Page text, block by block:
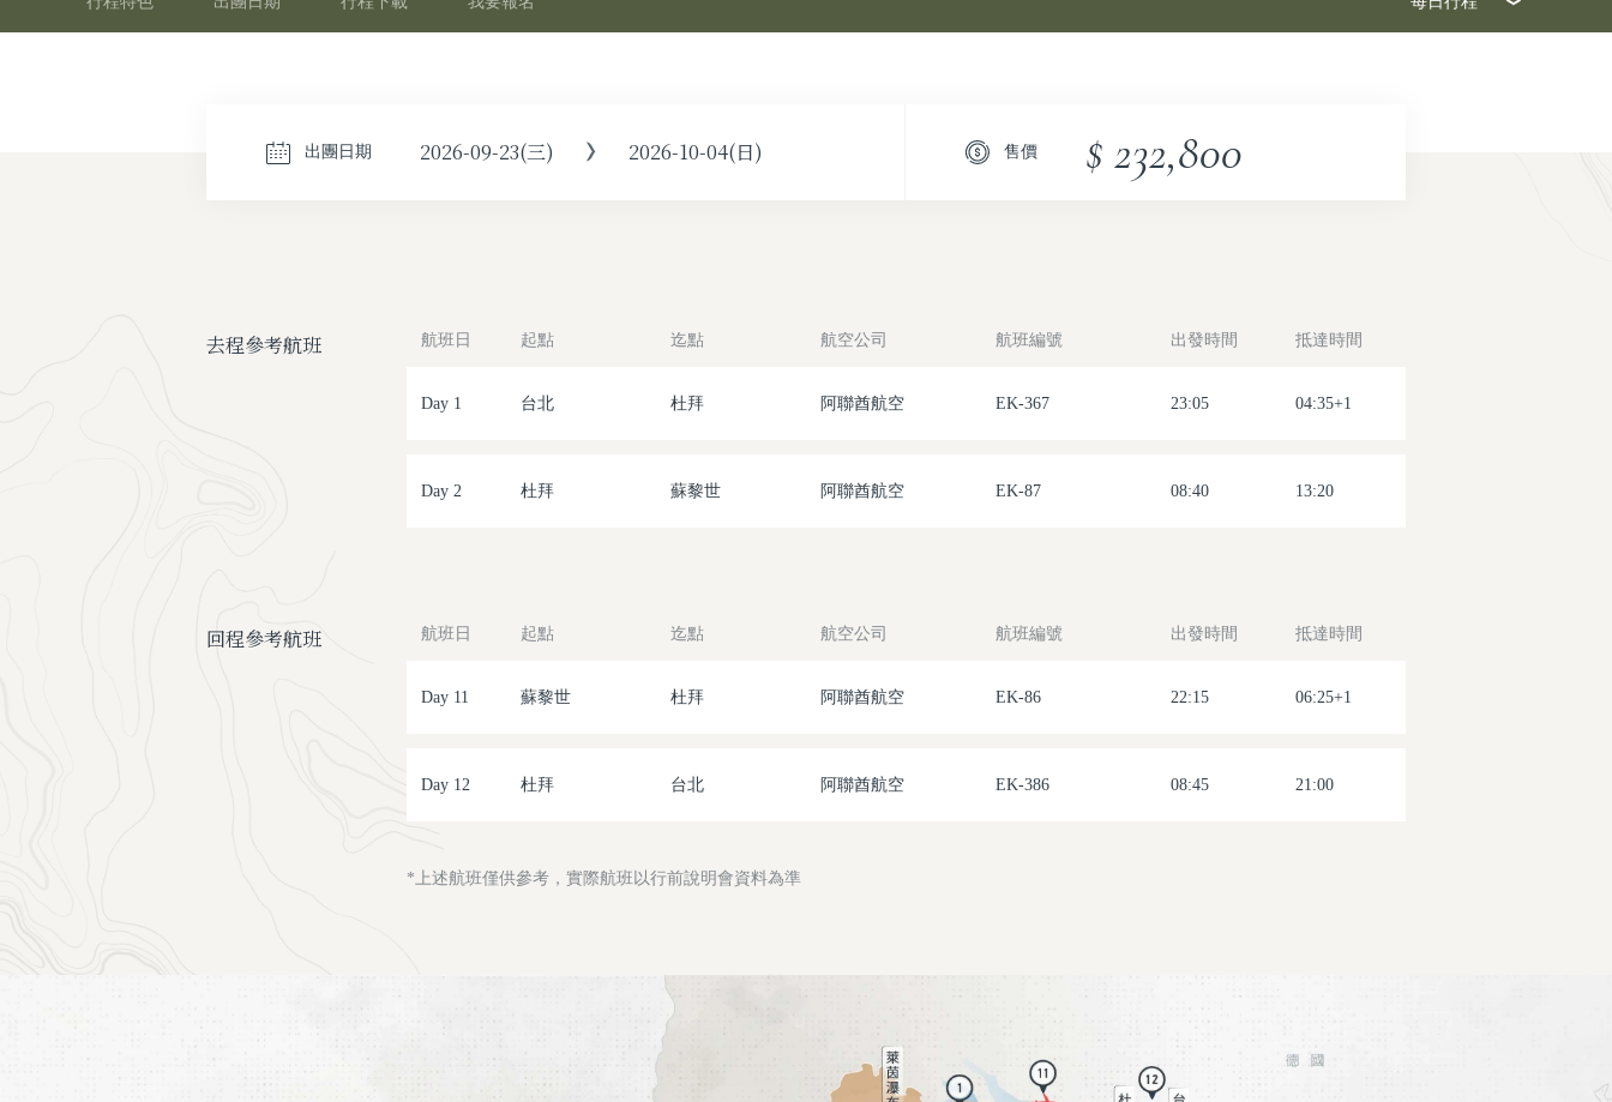
出團日期 2026-09-23(三) 2026-10-04(日) 售價 $ 232,800
去程參考航班 航班日 起點 迄點 航空公司 航班編號 出發時間 抵達時間
Day 1 台北 杜拜 阿聯酋航空 EK-367 23:05 04:35+1
Day 2 杜拜 蘇黎世 阿聯酋航空 EK-87 08:40 13:20
回程參考航班 航班日 起點 迄點 航空公司 航班編號 出發時間 抵達時間
Day 11 蘇黎世 杜拜 阿聯酋航空 EK-86 22:15 06:25+1
Day 12 杜拜 台北 阿聯酋航空 EK-386 08:45 21:00
*上述航班僅供參考，實際航班以行前說明會資料為準